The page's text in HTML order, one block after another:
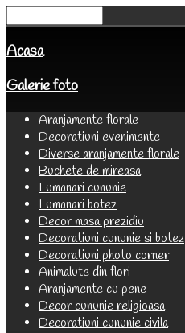
Acasa
Galerie foto
Aranjamente florale
Decoratiuni evenimente
Diverse aranjamente florale
Buchete de mireasa
Lumanari cununie
Lumanari botez
Decor masa prezidiu
Decoratiuni cununie si botez
Decoratiuni photo corner
Animalute din flori
Aranjamente cu pene
Decor cununie religioasa
Decoratiuni cununie civila